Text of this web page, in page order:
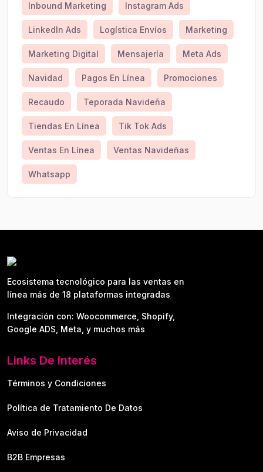
Inbound Marketing Instagram Ads
LinkedIn Ads Logística Envíos Marketing
Marketing Digital Mensajería Meta Ads
Navidad Pagos En Línea Promociones
Recaudo Teporada Navideña
Tiendas En Línea Tik Tok Ads
Ventas En Línea Ventas Navideñas
Whatsapp
Ecosistema tecnológico para las ventas en
línea más de 18 plataformas integradas
Integración con: Woocommerce, Shopify,
Google ADS, Meta, y muchos más
Links De Interés
Términos y Condiciones
Política de Tratamiento De Datos
Aviso de Privacidad
B2B Empresas